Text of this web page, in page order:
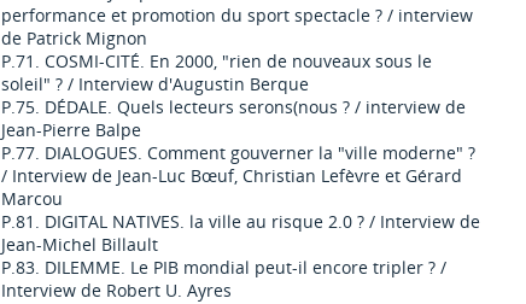
performance et promotion du sport spectacle ? / interview
de Patrick Mignon
P.71. COSMI-CITÉ. En 2000, "rien de nouveaux sous le
soleil" ? / Interview d'Augustin Berque
P.75. DÉDALE. Quels lecteurs serons(nous ? / interview de
Jean-Pierre Balpe
P.77. DIALOGUES. Comment gouverner la "ville moderne" ?
/ Interview de Jean-Luc Bœuf, Christian Lefèvre et Gérard
Marcou
P.81. DIGITAL NATIVES. la ville au risque 2.0 ? / Interview de
Jean-Michel Billault
P.83. DILEMME. Le PIB mondial peut-il encore tripler ? /
Interview de Robert U. Ayres